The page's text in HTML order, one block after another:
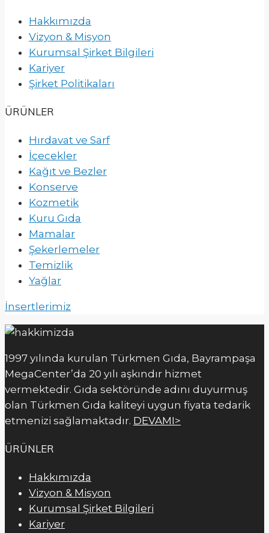
Hakkımızda
Vizyon & Misyon
Kurumsal Şirket Bilgileri
Kariyer
Şirket Politikaları
ÜRÜNLER
Hırdavat ve Sarf
İçecekler
Kağıt ve Bezler
Konserve
Kozmetik
Kuru Gıda
Mamalar
Şekerlemeler
Temizlik
Yağlar
İnsertlerimiz
1997 yılında kurulan Türkmen Gıda, Bayrampaşa
MegaCenter’da 20 yılı aşkındır hizmet
vermektedir. Gıda sektöründe adını duyurmuş
olan Türkmen Gıda kaliteyi uygun fiyata tedarik
etmenizi sağlamaktadır. DEVAMI>
ÜRÜNLER
Hakkımızda
Vizyon & Misyon
Kurumsal Şirket Bilgileri
Kariyer